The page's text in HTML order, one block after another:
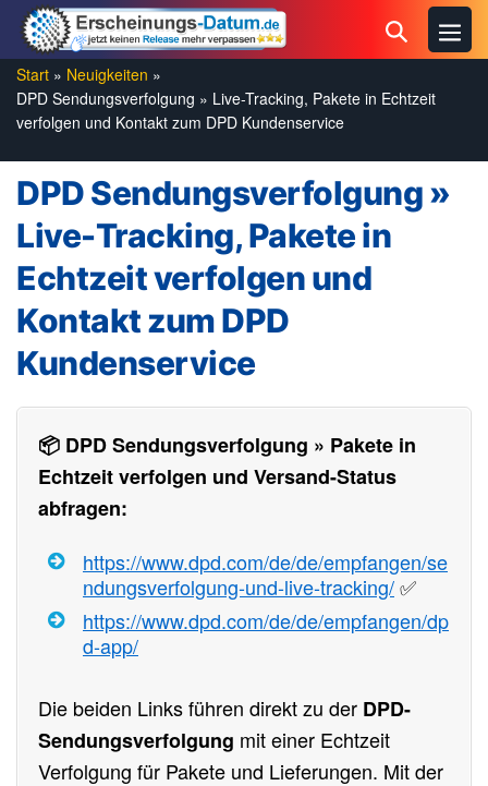
Zum
Inhalt
springen
Suche-
Schalter
Start » Neuigkeiten »
DPD Sendungsverfolgung » Live-Tracking, Pakete in Echtzeit
verfolgen und Kontakt zum DPD Kundenservice
DPD Sendungsverfolgung »
Live-Tracking, Pakete in
Echtzeit verfolgen und
Kontakt zum DPD
Kundenservice
📦 DPD Sendungsverfolgung » Pakete in
Echtzeit verfolgen und Versand-Status
abfragen:
https://www.dpd.com/de/de/empfangen/se
ndungsverfolgung-und-live-tracking/✅
https://www.dpd.com/de/de/empfangen/dp
d-app/
Die beiden Links führen direkt zu der DPD-
Sendungsverfolgung mit einer Echtzeit
Verfolgung für Pakete und Lieferungen. Mit der